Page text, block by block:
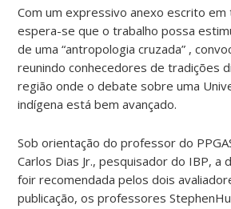
Com um expressivo anexo escrito em
espera-se que o trabalho possa
de uma “antropologia cruzada” ,
reunindo conhecedores de tradições
região onde o debate sobre uma
indígena está bem avançado.
Sob orientação do professor do
Carlos Dias Jr., pesquisador do IBP, a
foir recomendada pelos dois
publicação, os professores